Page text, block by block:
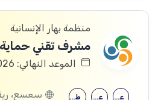
منظمة بهار الإنسانية
مشرف تقني
الموعد النهائي: 21/08/2026
طب الأطفال علم اجتماع علم النفس